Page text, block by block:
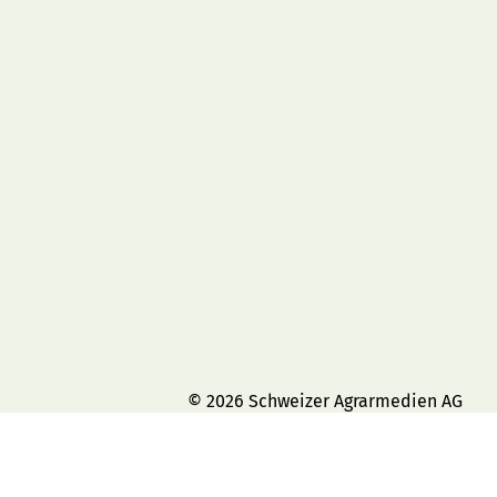
© 2026 Schweizer Agrarmedien AG